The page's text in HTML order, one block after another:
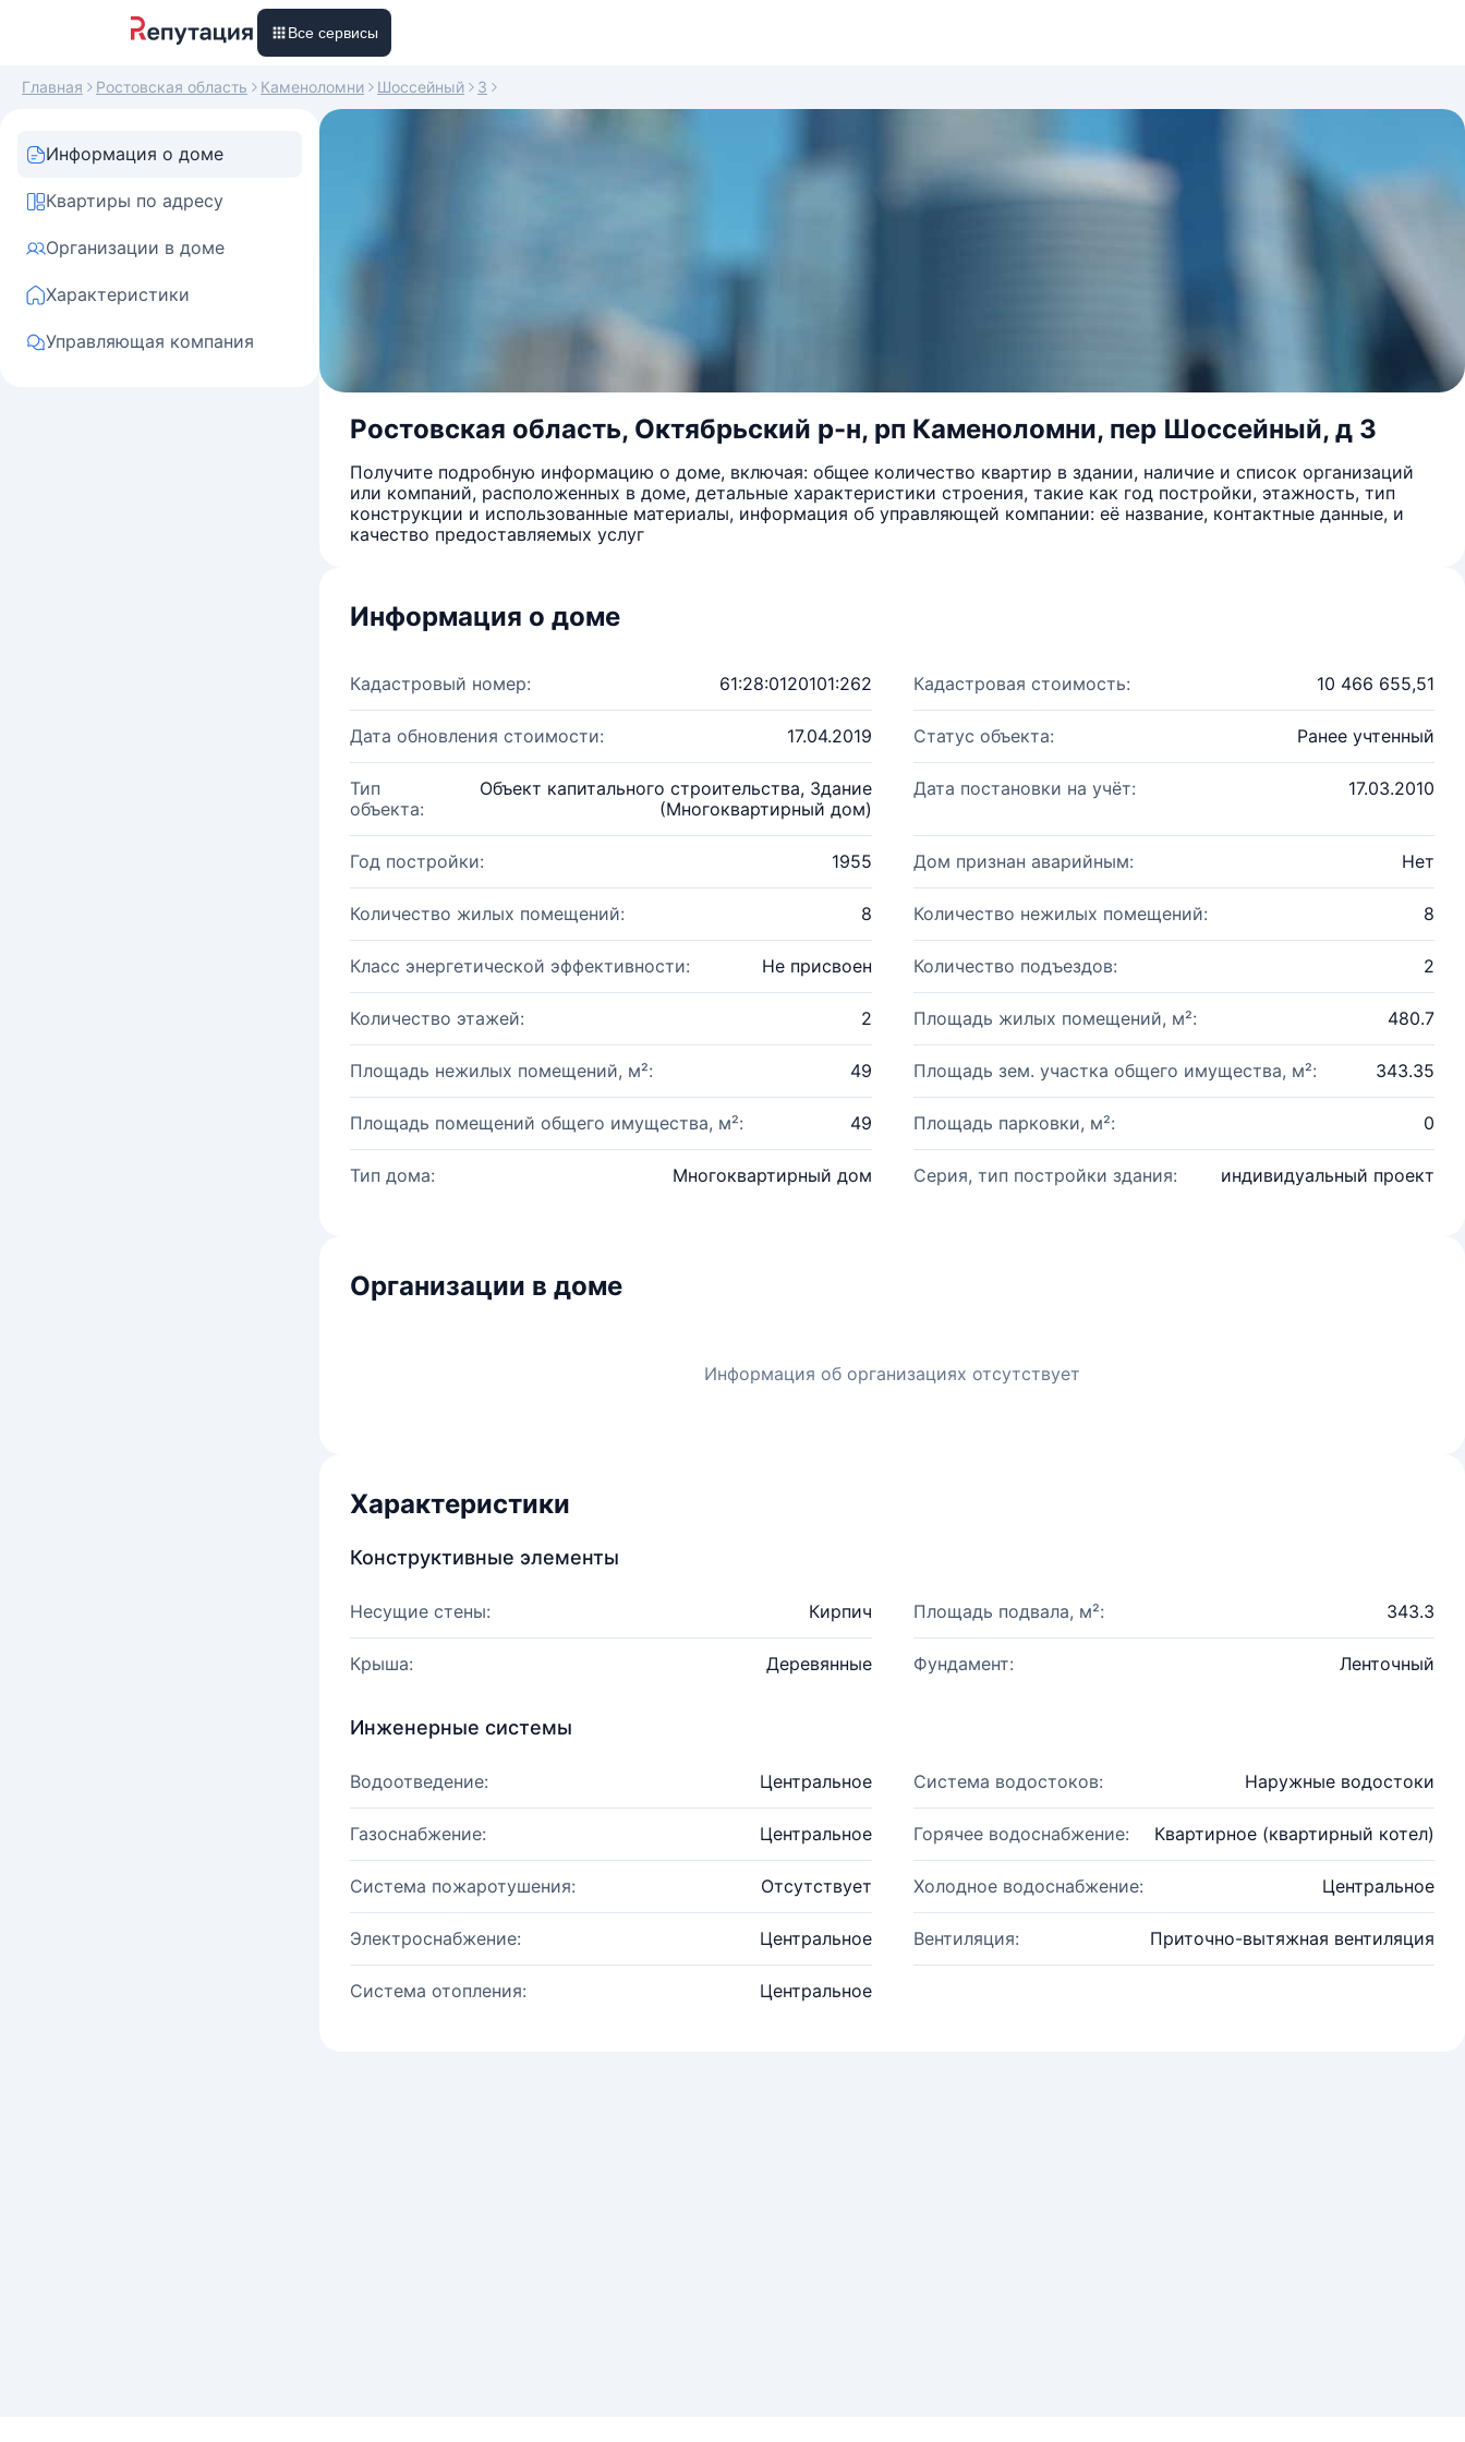
Все сервисы
Главная Ростовская область Каменоломни Шоссейный 3
Информация о доме
Квартиры по адресу
Организации в доме
Характеристики
Управляющая компания
Ростовская область, Октябрьский р-н, рп Каменоломни, пер Шоссейный, д 3
Получите подробную информацию о доме, включая: общее количество квартир в здании, наличие и список организаций
или компаний, расположенных в доме, детальные характеристики строения, такие как год постройки, этажность, тип
конструкции и использованные материалы, информация об управляющей компании: её название, контактные данные, и
качество предоставляемых услуг
Информация о доме
Кадастровый номер: 61:28:0120101:262 Кадастровая стоимость: 10 466 655,51
Дата обновления стоимости: 17.04.2019 Статус объекта: Ранее учтенный
Тип
объекта:
Объект капитального строительства, Здание
(Многоквартирный дом)
Дата постановки на учёт: 17.03.2010
Год постройки: 1955 Дом признан аварийным: Нет
Количество жилых помещений: 8 Количество нежилых помещений: 8
Класс энергетической эффективности: Не присвоен Количество подъездов: 2
Количество этажей: 2 Площадь жилых помещений, м²: 480.7
Площадь нежилых помещений, м²: 49 Площадь зем. участка общего имущества, м²: 343.35
Площадь помещений общего имущества, м²: 49 Площадь парковки, м²: 0
Тип дома: Многоквартирный дом Серия, тип постройки здания: индивидуальный проект
Организации в доме
Информация об организациях отсутствует
Характеристики
Конструктивные элементы
Несущие стены: Кирпич Площадь подвала, м²: 343.3
Крыша: Деревянные Фундамент: Ленточный
Инженерные системы
Водоотведение: Центральное Система водостоков: Наружные водостоки
Газоснабжение: Центральное Горячее водоснабжение: Квартирное (квартирный котел)
Система пожаротушения: Отсутствует Холодное водоснабжение: Центральное
Электроснабжение: Центральное Вентиляция: Приточно-вытяжная вентиляция
Система отопления: Центральное